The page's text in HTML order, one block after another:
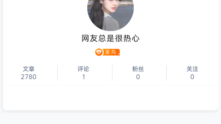
个人主页
网友总是很热心
文章
2780
评论
1
粉丝
0
关注
0